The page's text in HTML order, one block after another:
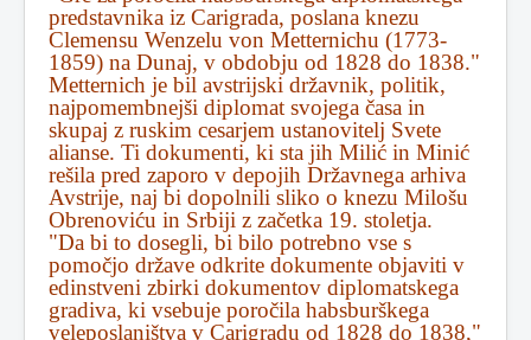
predstavnika iz Carigrada, poslana knezu
Clemensu Wenzelu von Metternichu (1773-
1859) na Dunaj, v obdobju od 1828 do 1838."
Metternich je bil avstrijski državnik, politik,
najpomembnejši diplomat svojega časa in
skupaj z ruskim cesarjem ustanovitelj Svete
alianse. Ti dokumenti, ki sta jih Milić in Minić
rešila pred zaporo v depojih Državnega arhiva
Avstrije, naj bi dopolnili sliko o knezu Milošu
Obrenoviću in Srbiji z začetka 19. stoletja.
"Da bi to dosegli, bi bilo potrebno vse s
pomočjo države odkrite dokumente objaviti v
edinstveni zbirki dokumentov diplomatskega
gradiva, ki vsebuje poročila habsburškega
veleposlaništva v Carigradu od 1828 do 1838,"